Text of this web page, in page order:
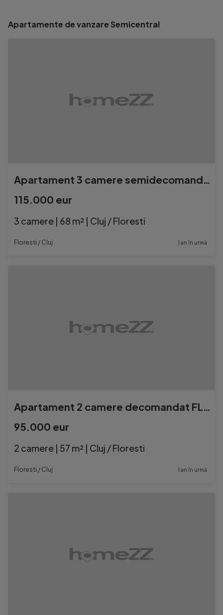
Apartamente de vanzare Semicentral
Apartament 3 camere semidecomandat FLORESTI
115.000 eur
3 camere | 68 m² | Cluj / Floresti
Floresti / Cluj 1 an în urmă
Apartament 2 camere decomandat FLORESTI
95.000 eur
2 camere | 57 m² | Cluj / Floresti
Floresti / Cluj 1 an în urmă